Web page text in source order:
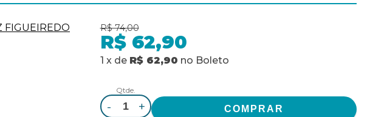
FIGUEIREDO
R$ 74,00
R$ 62,90
1 x de R$ 62,90 no Boleto
Qtde.
- +